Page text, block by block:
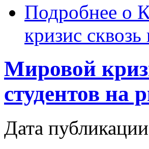
Подробнее о
кризис
Мировой
студентов на
Дата